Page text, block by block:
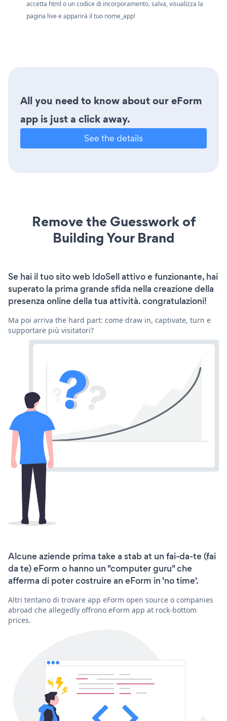
accetta html o un codice di incorporamento. salva, visualizza la
pagina live e apparirà il tuo nome_app!
All you need to know about our eForm
app is just a click away.
See the details
Remove the Guesswork of
Building Your Brand
Se hai il tuo sito web IdoSell attivo e funzionante, hai
superato la prima grande sfida nella creazione della
presenza online della tua attività. congratulazioni!
Ma poi arriva the hard part: come draw in, captivate, turn e
supportare più visitatori?
Alcune aziende prima take a stab at un fai-da-te (fai
da te) eForm o hanno un "computer guru" che
afferma di poter costruire an eForm in 'no time'.
Altri tentano di trovare app eForm open source o companies
abroad che allegedly offrono eForm app at rock-bottom
prices.